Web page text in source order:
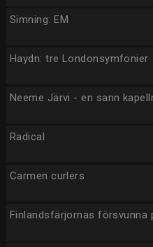
Simning: EM
Haydn: tre Londonsymfonier
Neeme Järvi - en sann
Radical
Carmen curlers
Finlandsfärjornas försvunna